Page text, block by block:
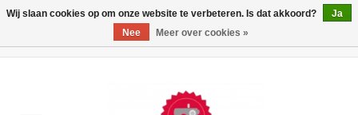
Wij slaan cookies op om onze website te verbeteren. Is dat akkoord?
Ja
Nee
Meer over cookies »